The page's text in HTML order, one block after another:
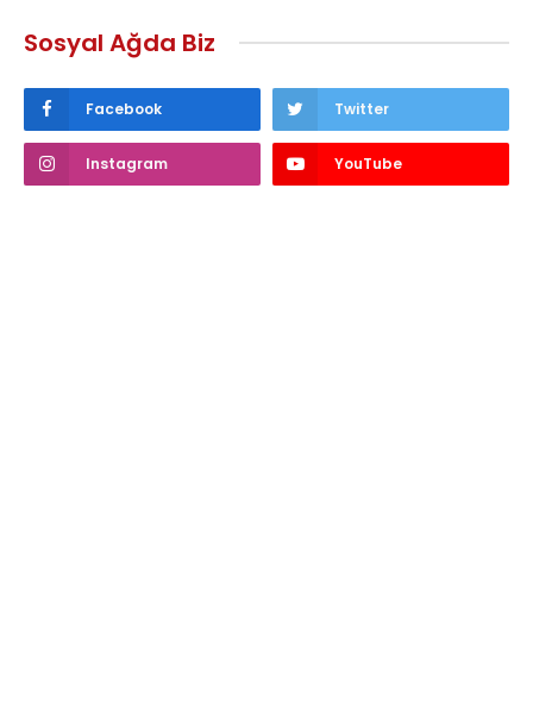
Sosyal Ağda Biz
Facebook Twitter
Instagram YouTube